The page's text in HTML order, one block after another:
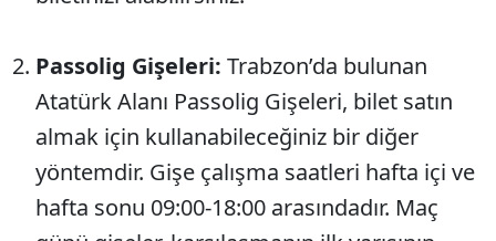
Passolig Gişeleri: Trabzon’da bulunan
Atatürk Alanı Passolig Gişeleri, bilet satın
almak için kullanabileceğiniz bir diğer
yöntemdir. Gişe çalışma saatleri hafta içi ve
hafta sonu 09:00-18:00 arasındadır. Maç